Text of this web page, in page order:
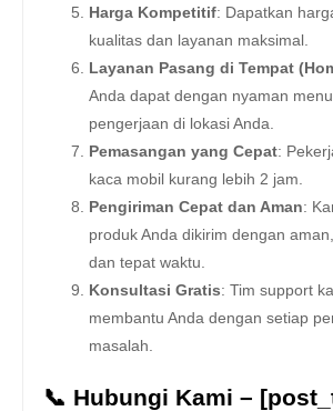
Harga Kompetitif: Dapatkan
kualitas dan layanan maksimal.
Layanan Pasang di Tempat
Anda dapat dengan nyaman
pengerjaan di lokasi Anda.
Pemasangan yang Cepat:
kaca mobil kurang lebih 2 jam.
Pengiriman Cepat dan Aman:
produk Anda dikirim dengan
dan tepat waktu.
Konsultasi Gratis: Tim support
membantu Anda dengan setiap
masalah.
📞 Hubungi Kami –